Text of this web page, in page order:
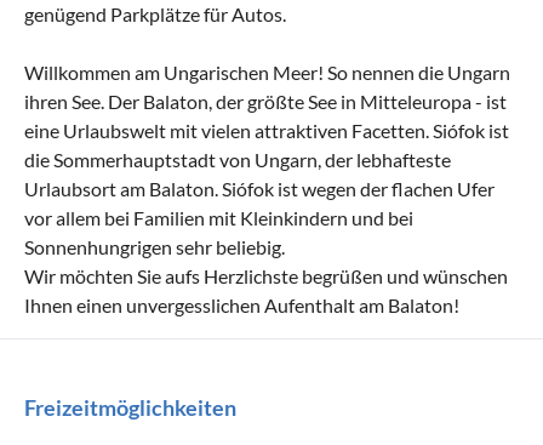
genügend Parkplätze für Autos.
Willkommen am Ungarischen Meer! So nennen die Ungarn
ihren See. Der Balaton, der größte See in Mitteleuropa - ist
eine Urlaubswelt mit vielen attraktiven Facetten. Siófok ist
die Sommerhauptstadt von Ungarn, der lebhafteste
Urlaubsort am Balaton. Siófok ist wegen der flachen Ufer
vor allem bei Familien mit Kleinkindern und bei
Sonnenhungrigen sehr beliebig.
Wir möchten Sie aufs Herzlichste begrüßen und wünschen
Ihnen einen unvergesslichen Aufenthalt am Balaton!
Freizeitmöglichkeiten